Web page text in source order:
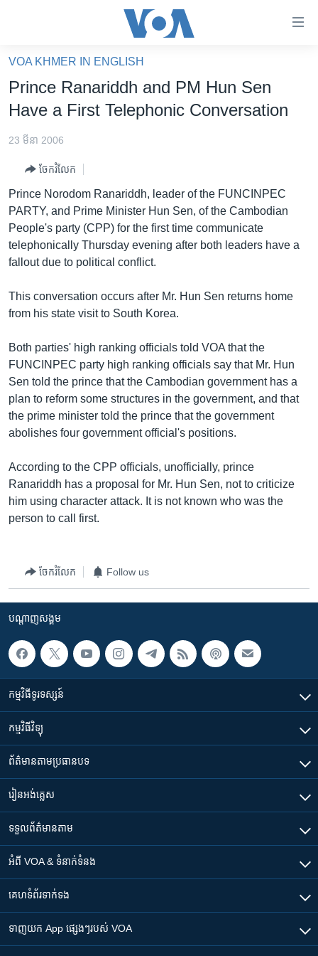
គេហទំព័រ​
ទាក់ទង
និង​
តែ​
ម្តង
រំលង​
និង​
ចូល​
ទំព័រ​
រចនា
រំលង​
និង​
ចូល​
ទៅ​
កាន់​
ទំព័រ​
រក
ហេឡូវីអូអេ
ព្រឹត្តិការណ៍ព័ត៌មាន
ទូរទស្សន៍ / វីដេអូ​
Khmer English
បណ្តាញ​សង្គម
VOA KHMER IN ENGLISH
Prince Ranariddh and PM Hun Sen
Have a First Telephonic Conversation
23 មីនា 2006
ចែករំលែក
Prince Norodom Ranariddh, leader of the FUNCINPEC
PARTY, and Prime Minister Hun Sen, of the Cambodian
People's party (CPP) for the first time communicate
telephonically Thursday evening after both leaders have a
fallout due to political conflict.
This conversation occurs after Mr. Hun Sen returns home
from his state visit to South Korea.
Both parties' high ranking officials told VOA that the
FUNCINPEC party high ranking officials say that Mr. Hun
Sen told the prince that the Cambodian government has a
plan to reform some structures in the government, and that
the prime minister told the prince that the government
abolishes four government official's positions.
According to the CPP officials, unofficially, prince
Ranariddh has a proposal for Mr. Hun Sen, not to criticize
him using character attack. It is not known who was the
person to call first.
ចែករំលែក Follow us
បណ្តាញ​សង្គម
កម្មវិធី​ទូរទស្សន៍
កម្មវិធី​វិទ្យុ
ព័ត៌មាន​តាមប្រធានបទ​
រៀន​​អង់គ្លេស
ទទួល​ព័ត៌មាន​តាម
អំពី​ VOA & ទំនាក់ទំនង
គេហទំព័រ​​ទាក់ទង
ទាញយក​ App ផ្សេងៗ​របស់​ VOA